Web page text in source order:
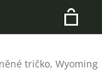
Hledat
tričko, Wyoming